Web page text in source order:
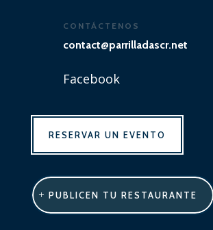
CONTÁCTENOS
contact@parrilladascr.net
Facebook
RESERVAR UN EVENTO
PUBLICEN TU RESTAURANTE